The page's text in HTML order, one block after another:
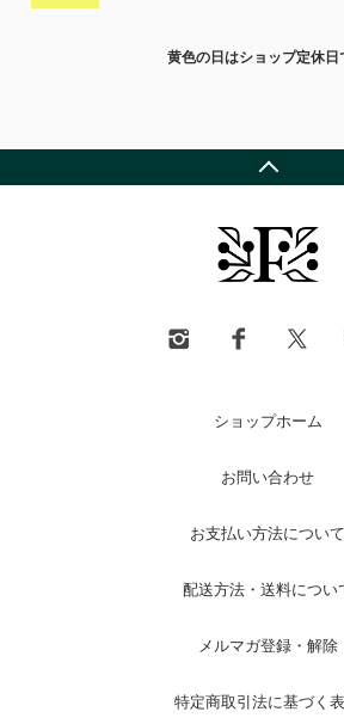
黄色の日はショップ定休日
ショップホーム
お問い合わせ
お支払い方法について
配送方法・送料につい
メルマガ登録・解除
特定商取引法に基づく